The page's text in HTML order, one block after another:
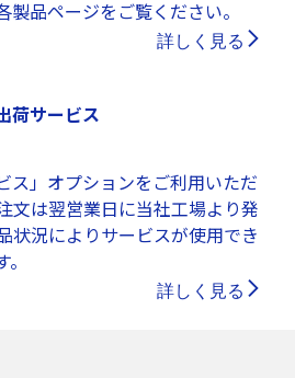
製品ページをご覧ください。
詳しく見る
荷サービス
ス」オプションをご利用いただ
文は翌営業日に当社工場より発
状況によりサービスが使用でき
詳しく見る